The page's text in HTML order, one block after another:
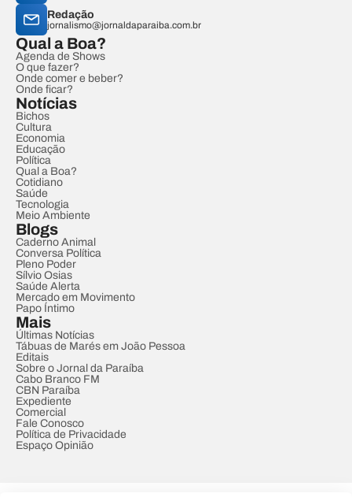
Redação
jornalismo@jornaldaparaiba.com.br
Qual a Boa?
Agenda de Shows
O que fazer?
Onde comer e beber?
Onde ficar?
Notícias
Bichos
Cultura
Economia
Educação
Política
Qual a Boa?
Cotidiano
Saúde
Tecnologia
Meio Ambiente
Blogs
Caderno Animal
Conversa Política
Pleno Poder
Sílvio Osias
Saúde Alerta
Mercado em Movimento
Papo Íntimo
Mais
Últimas Notícias
Tábuas de Marés em João Pessoa
Editais
Sobre o Jornal da Paraíba
Cabo Branco FM
CBN Paraíba
Expediente
Comercial
Fale Conosco
Política de Privacidade
Espaço Opinião